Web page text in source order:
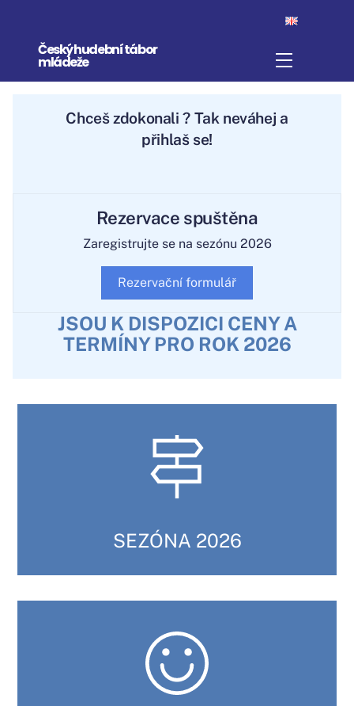
contentČeský hudební tábor
mládeže Menu
Chcešzdokonalit ? Tak neváhej a
přihlaš se!
Rezervace spuštěna
Zaregistrujte se na sezónu 2026
Rezervační formulář
JSOU K DISPOZICI CENY A
TERMÍNY PRO ROK 2026
SEZÓNA 2026